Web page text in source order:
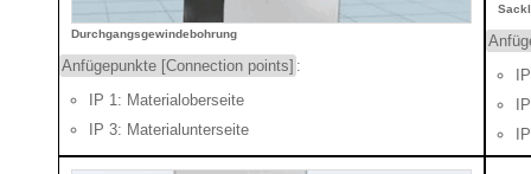
Durchgangsgewindebohrung
Anfügepunkte [Connection points] :
IP 1: Materialoberseite
IP 3: Materialunterseite